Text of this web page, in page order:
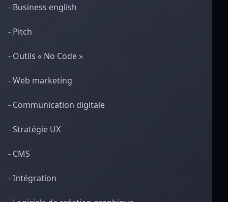
- Business english
- Pitch
- Outils « No Code »
- Web marketing
- Communication digitale
- Stratégie UX
- CMS
- Intégration